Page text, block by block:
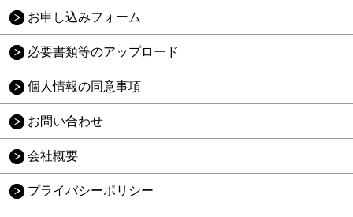
お申し込みフォーム
必要書類等のアップロード
個人情報の同意事項
お問い合わせ
会社概要
プライバシーポリシー